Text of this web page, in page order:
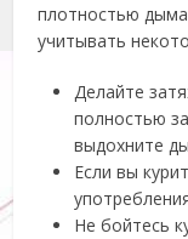
плотностью
учитывать
Делайте
полностью
выдохните
Если вы
Не бойтесь